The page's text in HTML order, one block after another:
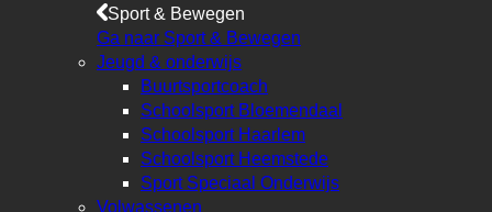
Sport & Bewegen
Ga naar Sport & Bewegen
Jeugd & onderwijs
Buurtsportcoach
Schoolsport Bloemendaal
Schoolsport Haarlem
Schoolsport Heemstede
Sport Speciaal Onderwijs
Volwassenen